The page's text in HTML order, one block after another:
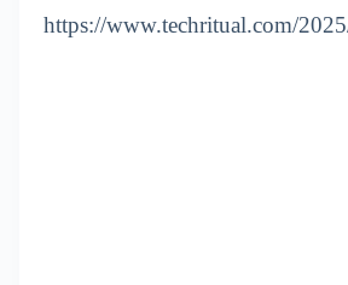
https://www.techritual.com/